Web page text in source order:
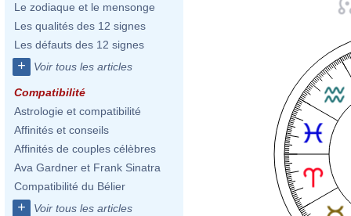
Le zodiaque et le mensonge
Les qualités des 12 signes
Les défauts des 12 signes
+ Voir tous les articles
Compatibilité
Astrologie et compatibilité
Affinités et conseils
Affinités de couples célèbres
Ava Gardner et Frank Sinatra
Compatibilité du Bélier
+ Voir tous les articles